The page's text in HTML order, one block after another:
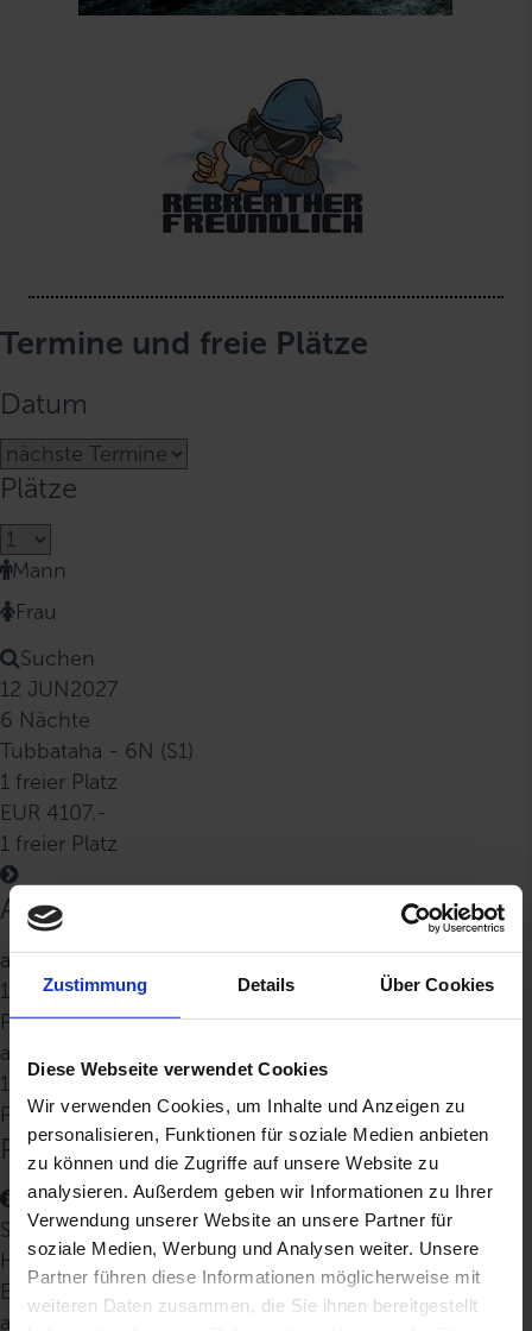
Zustimmung Details Über Cookies
Diese Webseite verwendet Cookies
Wir verwenden Cookies, um Inhalte und Anzeigen zu
personalisieren, Funktionen für soziale Medien anbieten
zu können und die Zugriffe auf unsere Website zu
analysieren. Außerdem geben wir Informationen zu Ihrer
Verwendung unserer Website an unsere Partner für
soziale Medien, Werbung und Analysen weiter. Unsere
Partner führen diese Informationen möglicherweise mit
weiteren Daten zusammen, die Sie ihnen bereitgestellt
Termine und freie Plätze
Datum
Plätze
Mann
Frau
Suchen
12 JUN2027
6 Nächte
Tubbataha - 6N (S1)
1 freier Platz
EUR 4107.-
1 freier Platz
Abfahrt/Ankunft
ab:
12 Jun 2027
Puerto Princesa
an:
18 Jun 2027
Puerto Princesa
Preise & Verfügbarkeit
Stateroom Double - A1
Hauptdeck
EUR 3446.-
ausgebucht